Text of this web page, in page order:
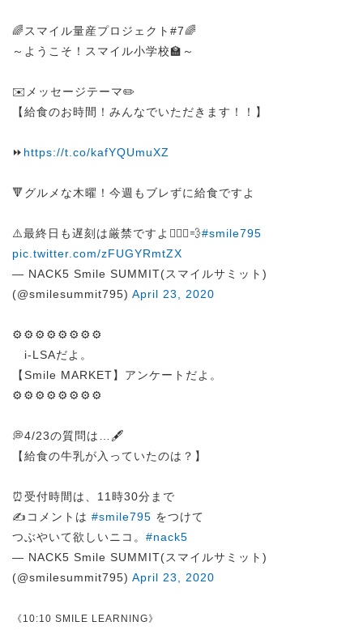
🌈スマイル量産プロジェクト#7🌈
～ようこそ！スマイル小学校🏫～
✉️メッセージテーマ✏️
【給食のお時間！みんなでいただきます！！】
⏩ https://t.co/kafYQUmuXZ
🔻グルメな木曜！今週もブレずに給食ですよ
⚠️最終日も遅刻は厳禁ですよ🏃🏻‍♀️💨#smile795
pic.twitter.com/zFUGYRmtZX
— NACK5 Smile SUMMIT(スマイルサミット)
(@smilesummit795) April 23, 2020
⚙️⚙️⚙️⚙️⚙️⚙️⚙️⚙️
i-LSAだよ。
【Smile MARKET】アンケートだよ。
⚙️⚙️⚙️⚙️⚙️⚙️⚙️⚙️
💭4/23の質問は…🖋️
【給食の牛乳が入っていたのは？】
⏰受付時間は、11時30分まで
✍️コメントは #smile795 をつけて
つぶやいて欲しいニコ。 #nack5
— NACK5 Smile SUMMIT(スマイルサミット)
(@smilesummit795) April 23, 2020
《10:10 SMILE LEARNING》